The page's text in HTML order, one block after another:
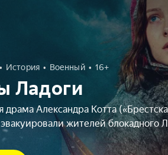
История Военный 16+
Ладоги
драма Александра Котта
жителей блокадного